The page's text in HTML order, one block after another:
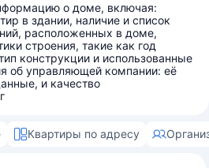
о доме, включая:
в здании, наличие и список
расположенных в доме,
строения, такие как год
конструкции и использованные
об управляющей компании: её
и качество
Квартиры по адресу